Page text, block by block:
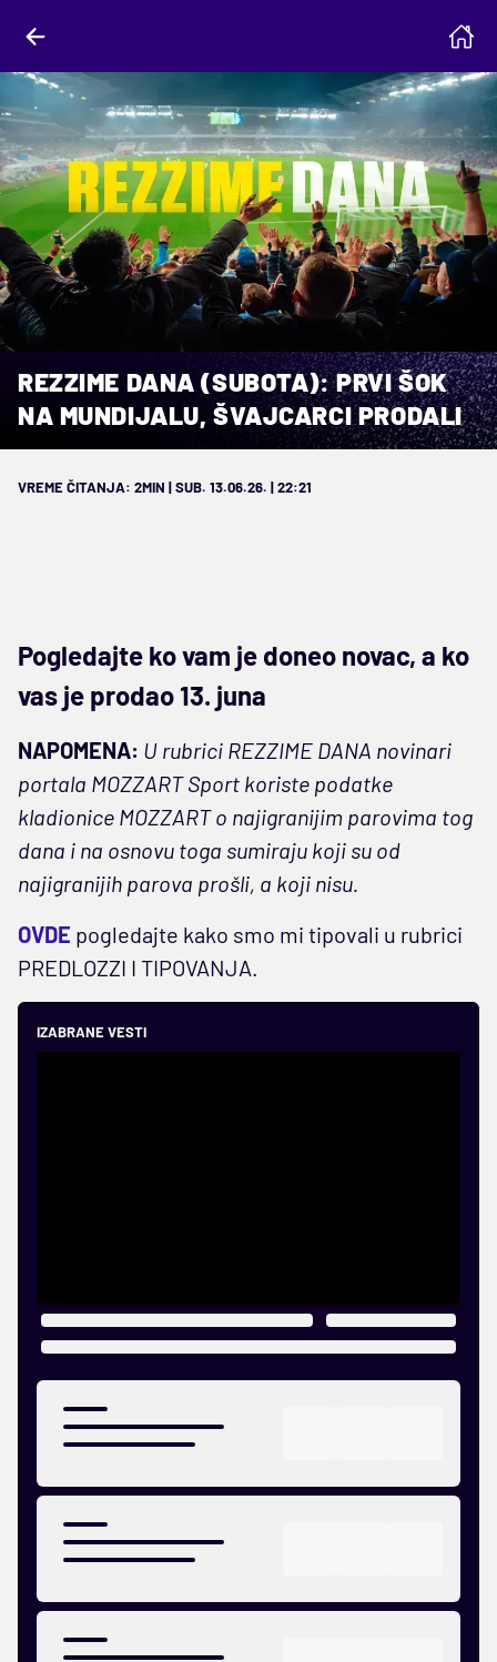
REZZIME DANA (SUBOTA): PRVI ŠOK
NA MUNDIJALU, ŠVAJCARCI PRODALI
VREME ČITANJA: 2MIN | SUB. 13.06.26. | 22:21
Pogledajte ko vam je doneo novac, a ko
vas je prodao 13. juna
NAPOMENA: U rubrici REZZIME DANA novinari
portala MOZZART Sport koriste podatke
kladionice MOZZART o najigranijim parovima tog
dana i na osnovu toga sumiraju koji su od
najigranijih parova prošli, a koji nisu.
OVDE pogledajte kako smo mi tipovali u rubrici
PREDLOZZI I TIPOVANJA.
IZABRANE VESTI